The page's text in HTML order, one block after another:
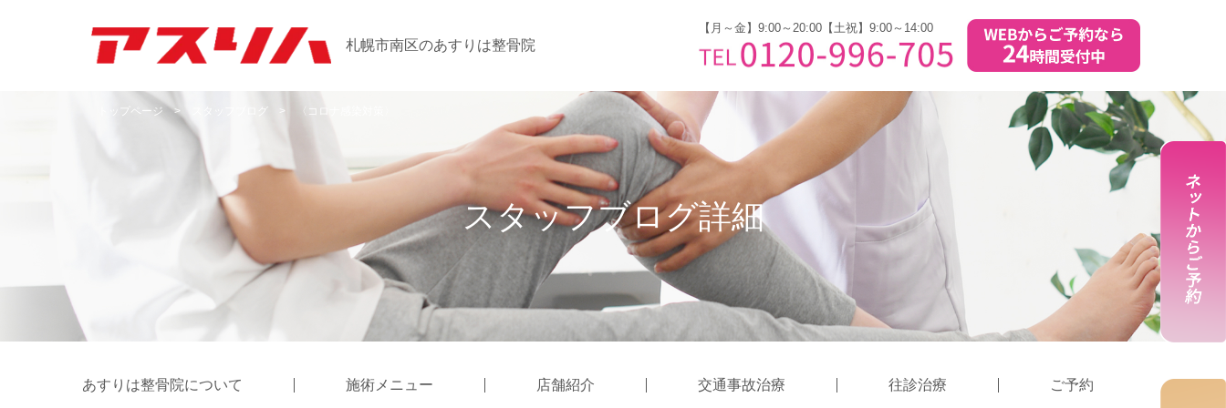
札幌市南区のあすりは整骨院
【月～金】9:00～20:00【土祝】9:00～14:00
トップページ > スタッフブログ > 〈コロナ感染対策〉
スタッフブログ詳細
あすりは整骨院について 施術メニュー 店舗紹介 交通事故治療 往診治療 ご予約